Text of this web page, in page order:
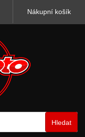
Nákupní košík
Hledat